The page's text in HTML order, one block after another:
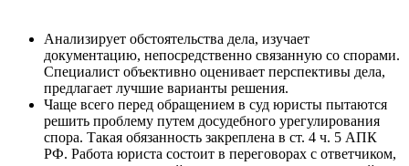
Анализирует обстоятельства дела, изучает
документацию, непосредственно связанную со спорами.
Специалист объективно оценивает перспективы дела,
предлагает лучшие варианты решения.
Чаще всего перед обращением в суд юристы пытаются
решить проблему путем досудебного урегулирования
спора. Такая обязанность закреплена в ст. 4 ч. 5 АПК
РФ. Работа юриста состоит в переговорах с ответчиком,